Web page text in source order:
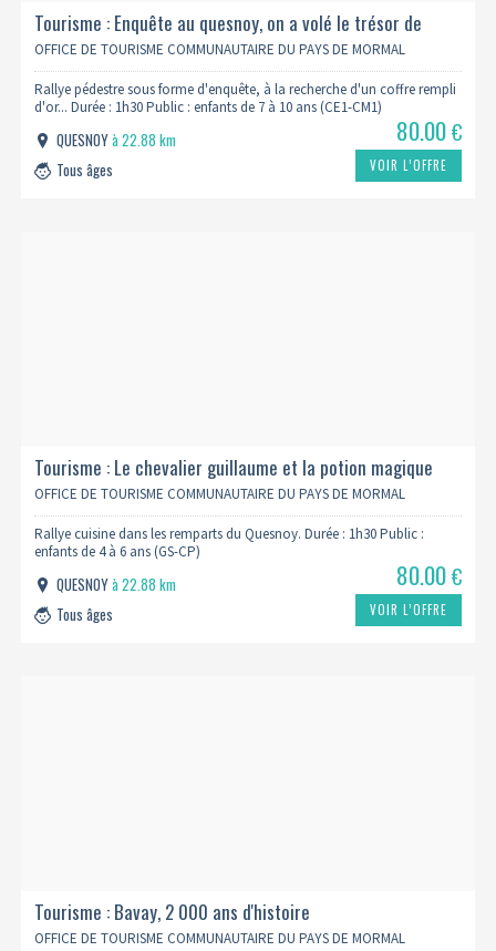
Tourisme : Enquête au quesnoy, on a volé le trésor de
vauban
OFFICE DE TOURISME COMMUNAUTAIRE DU PAYS DE MORMAL
Rallye pédestre sous forme d'enquête, à la recherche d'un coffre rempli
d'or... Durée : 1h30 Public : enfants de 7 à 10 ans (CE1-CM1)
QUESNOYà 22.88 km
Tous âges
80.00€
VOIR L’OFFRE
Tourisme : Le chevalier guillaume et la potion magique
OFFICE DE TOURISME COMMUNAUTAIRE DU PAYS DE MORMAL
Rallye cuisine dans les remparts du Quesnoy. Durée : 1h30 Public :
enfants de 4 à 6 ans (GS-CP)
QUESNOYà 22.88 km
Tous âges
80.00€
VOIR L’OFFRE
Tourisme : Bavay, 2 000 ans d'histoire
OFFICE DE TOURISME COMMUNAUTAIRE DU PAYS DE MORMAL